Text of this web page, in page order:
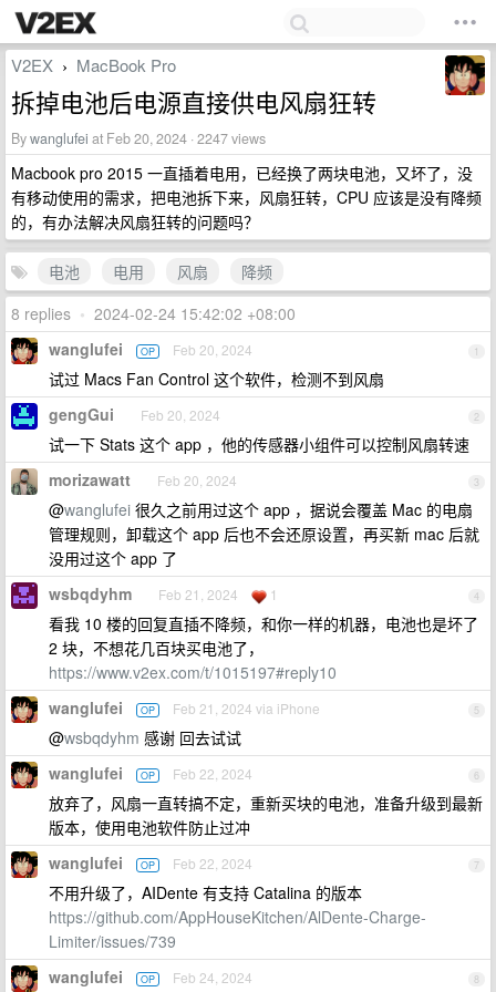
V2EX › MacBook Pro
拆掉电池后电源直接供电风扇狂转
Bywanglufei at Feb 20, 2024 · 2247 views
Macbook pro 2015 一直插着电用，已经换了两块电池，又坏了，没
有移动使用的需求，把电池拆下来，风扇狂转，CPU 应该是没有降频
的，有办法解决风扇狂转的问题吗？
电池 电用 风扇
降频
8 replies • 2024-02-24 15:42:02 +08:00
1
wanglufei OP Feb 20, 2024
试过 Macs Fan Control 这个软件，检测不到风扇
2
gengGui Feb 20, 2024
试一下 Stats 这个 app ，他的传感器小组件可以控制风扇转速
3
morizawatt Feb 20, 2024
@wanglufei 很久之前用过这个 app ，据说会覆盖 Mac 的电扇
管理规则，卸载这个 app 后也不会还原设置，再买新 mac 后就
没用过这个 app 了
4
wsbqdyhm Feb 21, 2024 1
看我 10 楼的回复直插不降频，和你一样的机器，电池也是坏了
2 块，不想花几百块买电池了，
https://www.v2ex.com/t/1015197#reply10
5
wanglufei OP Feb 21, 2024 via iPhone
@wsbqdyhm 感谢 回去试试
6
wanglufei OP Feb 22, 2024
放弃了，风扇一直转搞不定，重新买块的电池，准备升级到最新
版本，使用电池软件防止过冲
7
wanglufei OP Feb 22, 2024
不用升级了，AIDente 有支持 Catalina 的版本
https://github.com/AppHouseKitchen/AlDente-Charge-
Limiter/issues/739
8
wanglufei OP Feb 24, 2024